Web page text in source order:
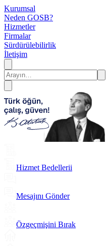
Kurumsal
Neden GOSB?
Hizmetler
Firmalar
Sürdürülebilirlik
İletişim
Hizmet Bedellerii
Mesajını Gönder
Özgeçmişini Bırak